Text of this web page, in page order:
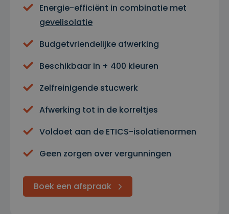
Energie-efficiënt in combinatie met
gevelisolatie
Budgetvriendelijke afwerking
Beschikbaar in + 400 kleuren
Zelfreinigende stucwerk
Afwerking tot in de korreltjes
Voldoet aan de ETICS-isolatienormen
Geen zorgen over vergunningen
Boek een afspraak